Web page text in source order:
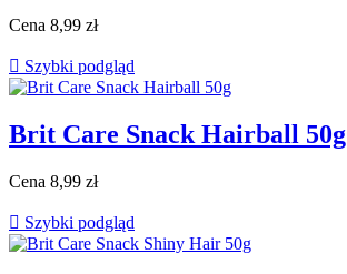
Cena 8,99 zł
 Szybki podgląd
Brit Care Snack Hairball 50g
Cena 8,99 zł
 Szybki podgląd